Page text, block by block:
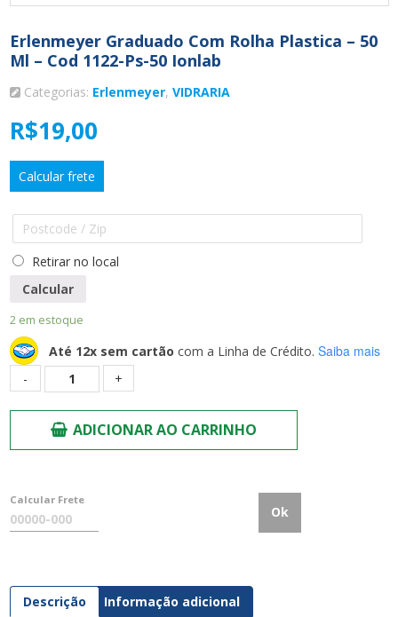
Erlenmeyer Graduado Com Rolha Plastica – 50
Ml – Cod 1122-Ps-50 Ionlab
Categorias: Erlenmeyer, VIDRARIA
R$19,00
Calcular frete
Retirar no local
Calcular
2 em estoque
Até 12x sem cartão com a Linha de Crédito. Saiba mais
Quantidade
ADICIONAR AO CARRINHO
Calcular Frete
Ok
Descrição Informação adicional